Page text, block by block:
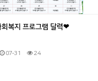
복지 프로그램 달력❤
07-31 24